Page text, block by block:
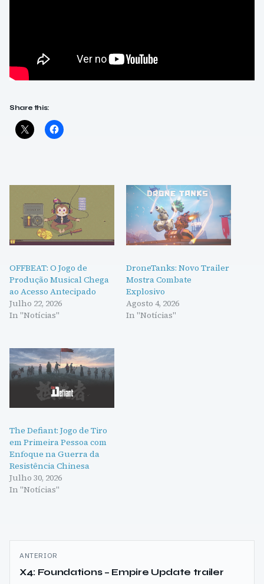
Share this:
OFFBEAT: O Jogo de
Produção Musical Chega
ao Acesso Antecipado
Julho 22, 2026
In "Notícias"
DroneTanks: Novo Trailer
Mostra Combate
Explosivo
Agosto 4, 2026
In "Notícias"
The Defiant: Jogo de Tiro
em Primeira Pessoa com
Enfoque na Guerra da
Resistência Chinesa
Julho 30, 2026
In "Notícias"
Navegação
de
ANTERIOR
X4: Foundations – Empire Update trailer